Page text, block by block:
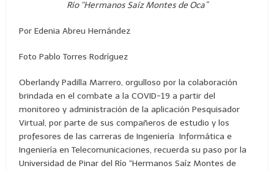
Río “Hermanos Saíz Montes de Oca”
Por Edenia Abreu Hernández
Foto Pablo Torres Rodríguez
Oberlandy Padilla Marrero, orgulloso por la colaboración
brindada en el combate a la COVID-19 a partir del
monitoreo y administración de la aplicación Pesquisador
Virtual, por parte de sus compañeros de estudio y los
profesores de las carreras de Ingeniería Informática e
Ingeniería en Telecomunicaciones, recuerda su paso por la
Universidad de Pinar del Río “Hermanos Saíz Montes de